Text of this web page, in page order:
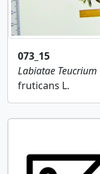
073_15
Labiatae Teucrium
fruticans L.